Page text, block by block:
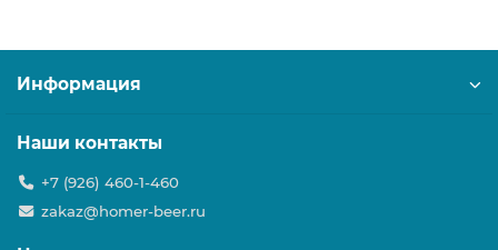
Информация
Наши контакты
+7 (926) 460-1-460
zakaz@homer-beer.ru